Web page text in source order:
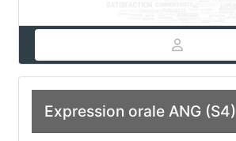
Expression orale ANG (S4)